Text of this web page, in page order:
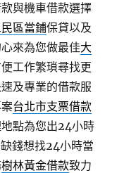
與機車借款選擇
區當鋪保貸以及
來為您做最佳大
工作繁瑣尋找更
及專業的借款服
台北市支票借款
點為您出24小時
錢想找24小時當
樹林黃金借款致力